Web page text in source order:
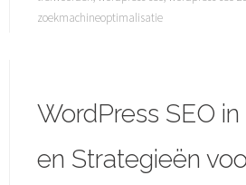
zoekmachineoptimalisatie
WordPress SEO
en Strategieën